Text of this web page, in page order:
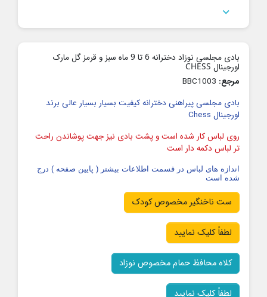

بادی مجلسی نوزاد دخترانه 6 تا 9 ماه سبز و قرمز گل مارک
اورجینال CHESS
مرجع:
بادی مجلسی پیراهنی دخترانه کیفیت بسیار بسیار عالی برند
اورجینال Chess
روی لباس کار شده است و پشت بادی نیز جهت پوشاندن راحت
تر لباس دکمه دار است
اندازه های لباس در قسمت اطلاعات بیشتر ( پایین صفحه ) درج
شده است
ست ناخنگیر مخصوص کودک
لطفاً کلیک نمایید
کلاه محافظ حمام مخصوص نوزاد
لطفاً کلیک نمایید